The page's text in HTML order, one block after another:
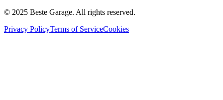
© 2025 Beste Garage. All rights reserved.
Privacy PolicyTerms of ServiceCookies